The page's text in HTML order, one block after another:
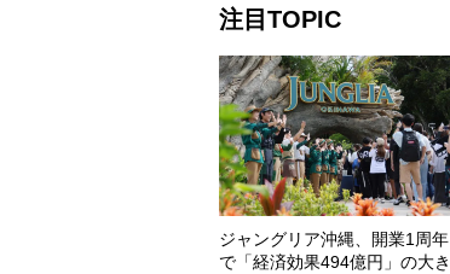
注目TOPIC
ジャングリア沖縄、開業1周年
で「経済効果494億円」の大き